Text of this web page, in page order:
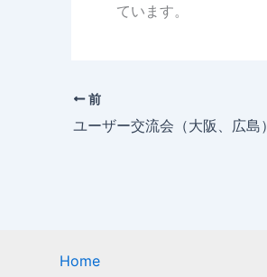
ています。
前
ユーザー交流会（大阪、広島）
Home